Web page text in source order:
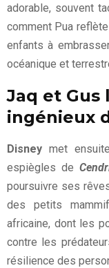
adorable, souvent
comment Pua
enfants à
océanique et
Jaq et Gus
ingénieux
Disney met
espiègles de
poursuivre ses
des petits
africaine, dont les
contre les
résilience des